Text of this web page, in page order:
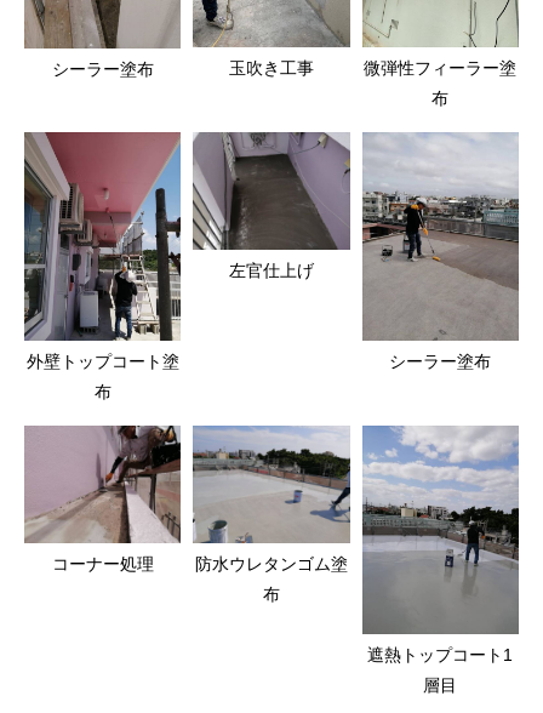
シーラー塗布 玉吹き工事
微弾性フィーラー塗
布
外壁トップコート塗
布
左官仕上げ
シーラー塗布
コーナー処理
防水ウレタンゴム塗
布
遮熱トップコート1
層目